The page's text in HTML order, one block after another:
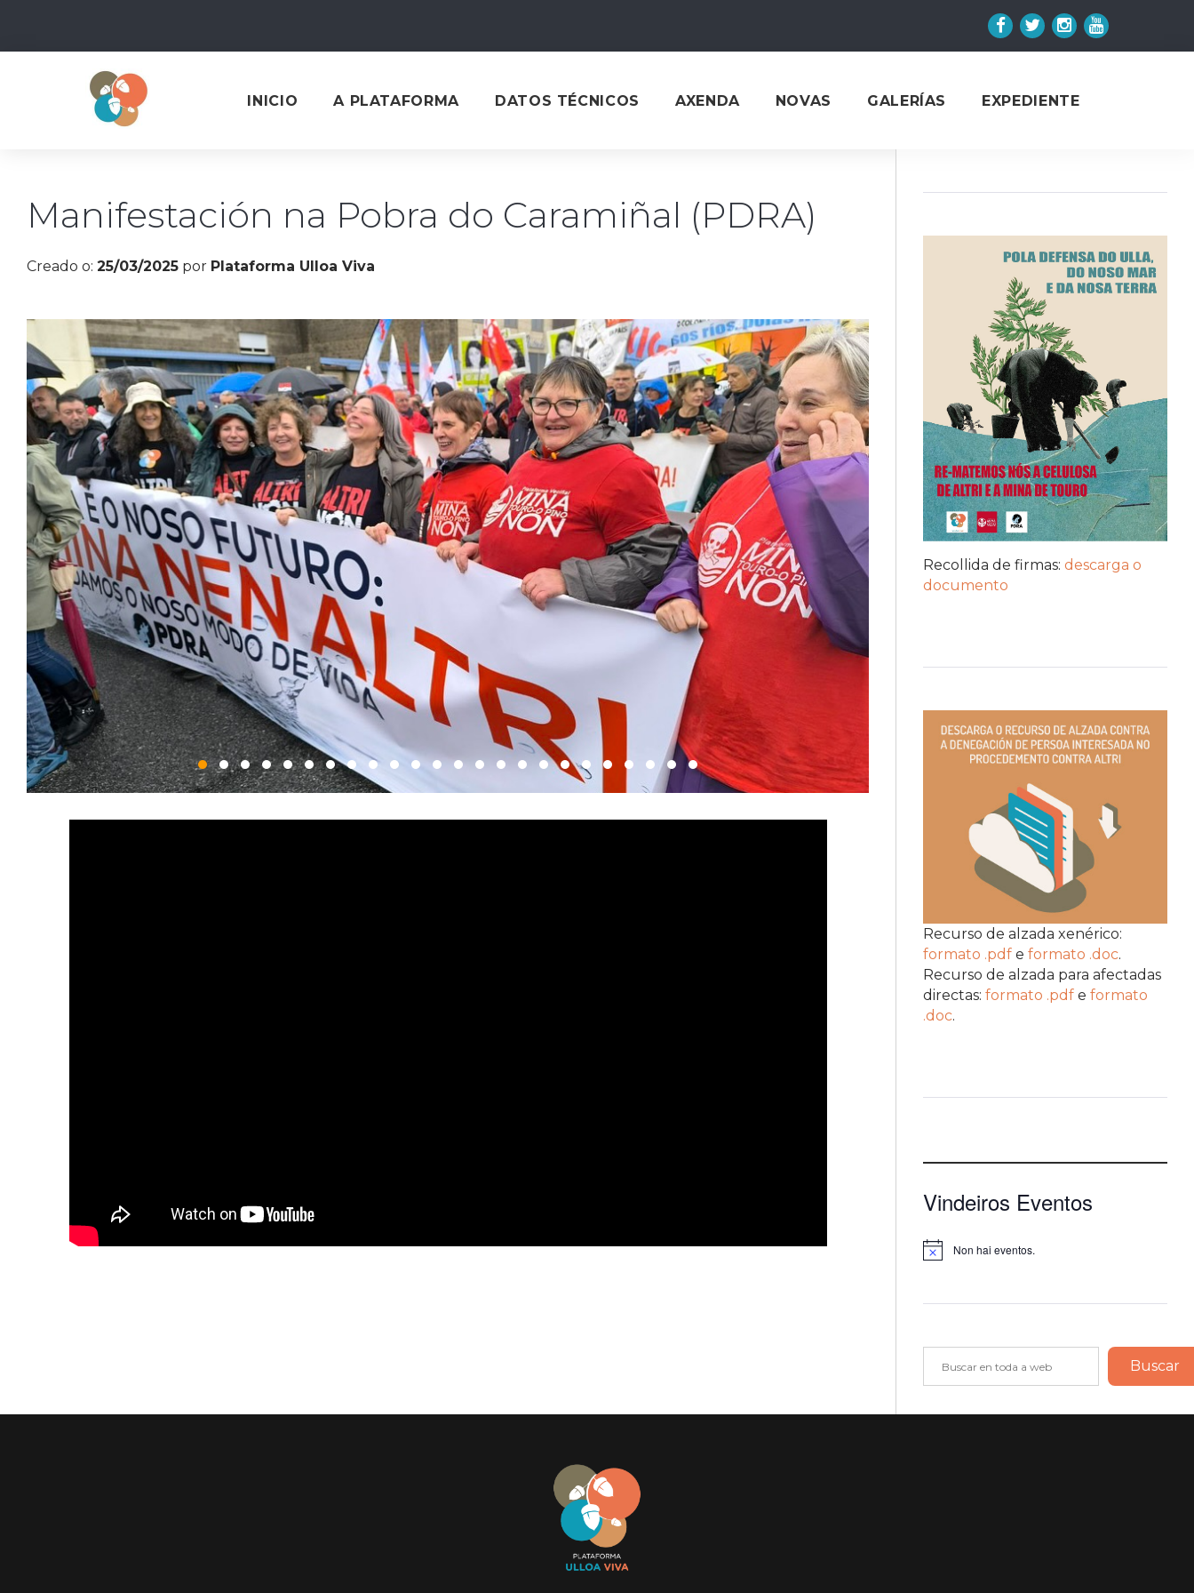
content
Facebook
TwitterInstagram
YouTube
INICIO A PLATAFORMA DATOS TÉCNICOS AXENDA NOVAS GALERÍAS EXPEDIENTE
Manifestación na Pobra do Caramiñal (PDRA)
Creado o: 25/03/2025 por Plataforma Ulloa Viva
Recollida de firmas: descarga o
documento
Recurso de alzada xenérico:
formato .pdf e formato .doc.
Recurso de alzada para afectadas
directas: formato .pdf e formato
.doc.
Vindeiros Eventos
Notice Non hai eventos.
Buscar